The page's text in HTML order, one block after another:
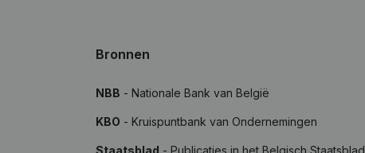
Bronnen
NBB - Nationale Bank van België
KBO - Kruispuntbank van Ondernemingen
Staatsblad - Publicaties in het Belgisch Staatsblad